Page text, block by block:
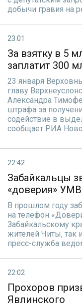
добычи гравия на
23:01
За взятку в 5
заплатит 300
23 января
главу
Александра
штрафа за
содействие в
сообщает РИА
22:42
Забайкальцы
«доверия»
В прошлом году
на телефон
Забайкальскому
жителей Читы, так
пресс-служба
22:02
Прохоров
Явлинского